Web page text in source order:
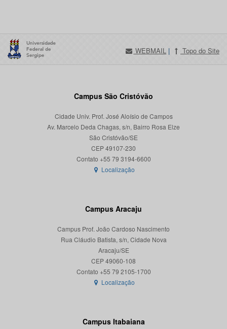
WEBMAIL | Topo do Site
Campus São Cristóvão
Cidade Univ. Prof. José Aloísio de Campos
Av. Marcelo Deda Chagas, s/n, Bairro Rosa Elze
São Cristóvão/SE
CEP 49107-230
Localização
Campus Aracaju
Campus Prof. João Cardoso Nascimento
Rua Cláudio Batista, s/n, Cidade Nova
Aracaju/SE
CEP 49060-108
Localização
Campus Itabaiana